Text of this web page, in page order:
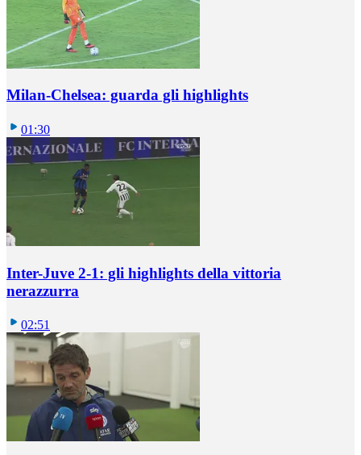
Milan-Chelsea: guarda gli highlights
01:30
Inter-Juve 2-1: gli highlights della vittoria
nerazzurra
02:51